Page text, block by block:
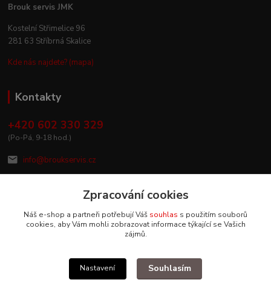
Brouk servis JMK
Kostelní Střimelice 96
281 63 Stříbrná Skalice
Kde nás najdete? (mapa)
Kontakty
+420 602 330 329
(Po-Pá, 9-18 hod.)
info@broukservis.cz
Upravit sběr cookies.
Zpracování cookies
Náš e-shop a partneři potřebují Váš souhlas s použitím souborů
cookies, aby Vám mohli zobrazovat informace týkající se Vašich
zájmů.
Nastavení Souhlasím